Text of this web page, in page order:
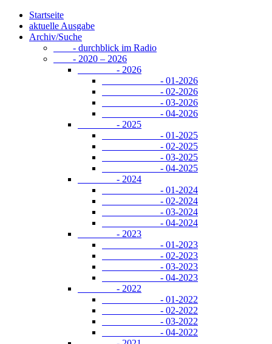
Startseite
aktuelle Ausgabe
Archiv/Suche
- durchblick im Radio
- 2020 – 2026
- 2026
- 01-2026
- 02-2026
- 03-2026
- 04-2026
- 2025
- 01-2025
- 02-2025
- 03-2025
- 04-2025
- 2024
- 01-2024
- 02-2024
- 03-2024
- 04-2024
- 2023
- 01-2023
- 02-2023
- 03-2023
- 04-2023
- 2022
- 01-2022
- 02-2022
- 03-2022
- 04-2022